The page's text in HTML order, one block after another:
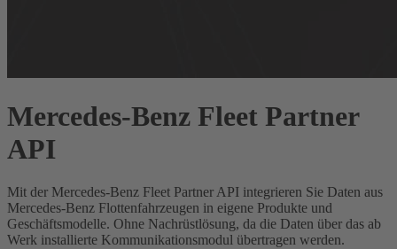
Mercedes-Benz Fleet Partner
API
Mit der Mercedes-Benz Fleet Partner API integrieren Sie Daten aus
Mercedes-Benz Flottenfahrzeugen in eigene Produkte und
Geschäftsmodelle. Ohne Nachrüstlösung, da die Daten über das ab
Werk installierte Kommunikationsmodul übertragen werden.